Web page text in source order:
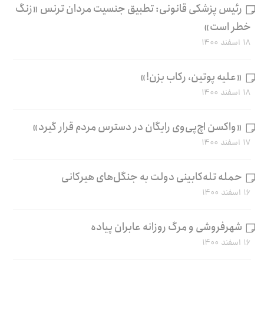
رئیس پزشکی قانونی: تطبیق جنسیت مردان ترنس «زنگ
خطر است»
۱۸ اسفند ۱۴۰۰
«علیه پوتین، رکاب بزن!»
۱۸ اسفند ۱۴۰۰
«واکسن اچ‌پی‌وی رایگان در دسترس مردم قرار گیرد»
۱۷ اسفند ۱۴۰۰
حمله تله‌کابینی دولت به جنگل‌های هیرکانی
۱۶ اسفند ۱۴۰۰
شهرفروشی و مرگ روزانه عابران پیاده
۱۶ اسفند ۱۴۰۰